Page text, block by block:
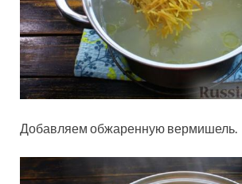
Добавляем обжаренную вермишель.